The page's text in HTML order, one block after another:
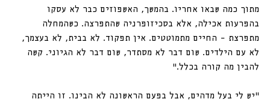
מתוך כמה שבאו אחריו. בהמשך, האשפוזים כבר לא עסקו
בהפרעות אכילה, אלא בסכיזופרניה שהתפרצה. כשהמחלה
מתפרצת – החיים מתמוטטים. אין תפקוד. לא בבית, לא בעצמך,
לא עם הילדים. שום דבר לא מסתדר, שום דבר לא הגיוני. קשה
להבין מה קורה בכלל.״
״יש לי בעל מדהים, אבל בפעם הראשונה לא הבינו. זו הייתה